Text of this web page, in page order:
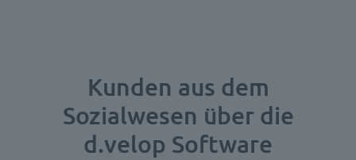
Kunden aus dem
Sozialwesen über die
d.velop Software